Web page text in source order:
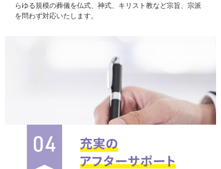
らゆる規模の葬儀を仏式、神式、キリスト教など宗旨、宗派
を問わず対応いたします。